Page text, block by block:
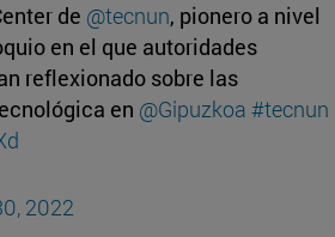
de @tecnun, pionero a nivel
en el que autoridades
reflexionado sobre las
en @Gipuzkoa #tecnun
2022